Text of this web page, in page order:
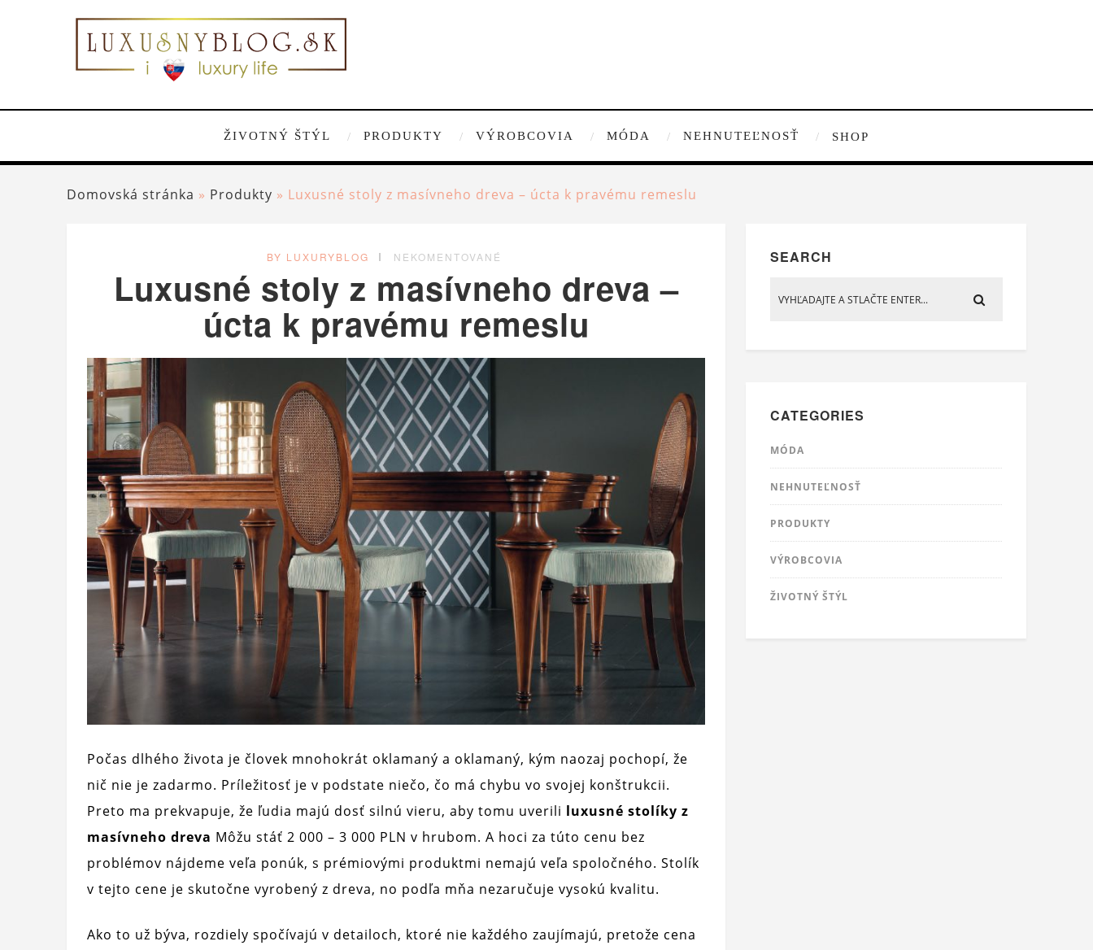
ŽIVOTNÝ ŠTÝL PRODUKTY VÝROBCOVIA MÓDA NEHNUTEĽNOSŤ SHOP
Domovská stránka » Produkty » Luxusné stoly z masívneho dreva – úcta k pravému remeslu
BY LUXURYBLOG NEKOMENTOVANÉ
Luxusné stoly z masívneho dreva –
úcta k pravému remeslu
Počas dlhého života je človek mnohokrát oklamaný a oklamaný, kým naozaj pochopí, že
nič nie je zadarmo. Príležitosť je v podstate niečo, čo má chybu vo svojej konštrukcii.
Preto ma prekvapuje, že ľudia majú dosť silnú vieru, aby tomu uverili luxusné stolíky z
masívneho dreva Môžu stáť 2 000 – 3 000 PLN v hrubom. A hoci za túto cenu bez
problémov nájdeme veľa ponúk, s prémiovými produktmi nemajú veľa spoločného. Stolík
v tejto cene je skutočne vyrobený z dreva, no podľa mňa nezaručuje vysokú kvalitu.
Ako to už býva, rozdiely spočívajú v detailoch, ktoré nie každého zaujímajú, pretože cena
SEARCH
CATEGORIES
MÓDA
NEHNUTEĽNOSŤ
PRODUKTY
VÝROBCOVIA
ŽIVOTNÝ ŠTÝL